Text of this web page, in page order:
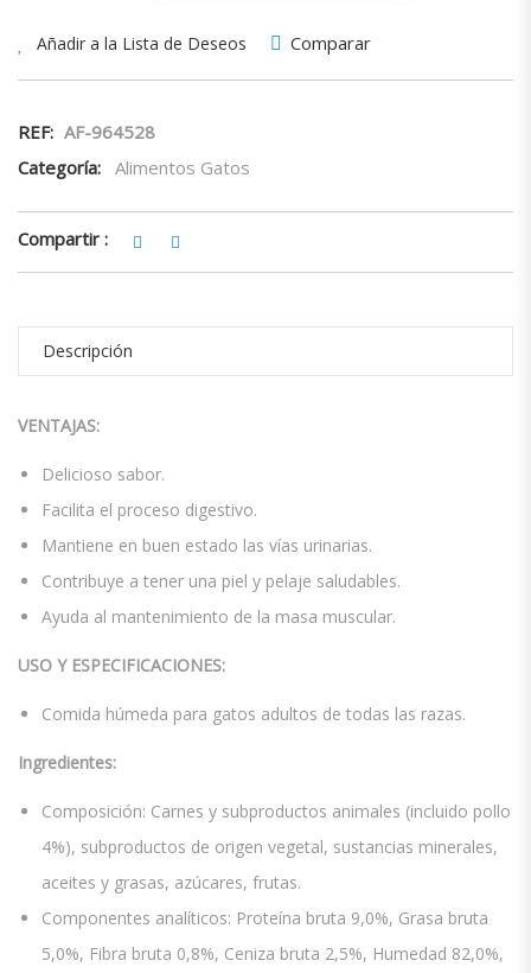
Añadir a la Lista de Deseos Comparar
REF: AF-964528
Categoría: Alimentos Gatos
Compartir :
Descripción
VENTAJAS:
Delicioso sabor.
Facilita el proceso digestivo.
Mantiene en buen estado las vías urinarias.
Contribuye a tener una piel y pelaje saludables.
Ayuda al mantenimiento de la masa muscular.
USO Y ESPECIFICACIONES:
Comida húmeda para gatos adultos de todas las razas.
Ingredientes:
Composición: Carnes y subproductos animales (incluido pollo
4%), subproductos de origen vegetal, sustancias minerales,
aceites y grasas, azúcares, frutas.
Componentes analíticos: Proteína bruta 9,0%, Grasa bruta
5,0%, Fibra bruta 0,8%, Ceniza bruta 2,5%, Humedad 82,0%,